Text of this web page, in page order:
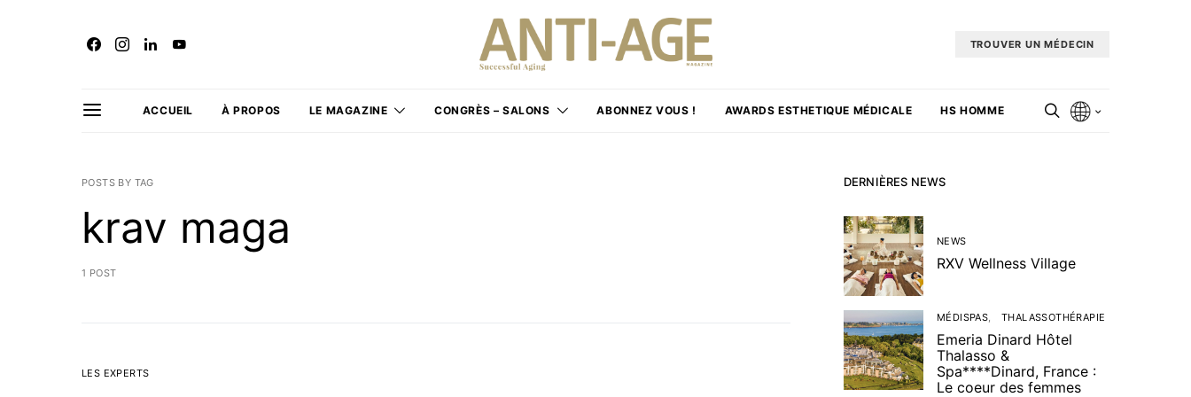
TROUVER UN MÉDECIN
ACCUEIL À PROPOS LE MAGAZINE CONGRÈS – SALONS ABONNEZ VOUS ! AWARDS ESTHETIQUE MÉDICALE HS HOMME
POSTS BY TAG
krav maga
1 POST
LES EXPERTS
DERNIÈRES NEWS
NEWS
RXV Wellness Village
MÉDISPAS THALASSOTHÉRAPIE
Emeria Dinard Hôtel
Thalasso &
Spa****Dinard, France :
Le coeur des femmes